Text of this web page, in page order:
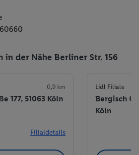
der Nähe Berliner Str. 156
0,9 km
177, 51063 Köln
Filialdetails
Lidl Filiale
Bergisch
Köln